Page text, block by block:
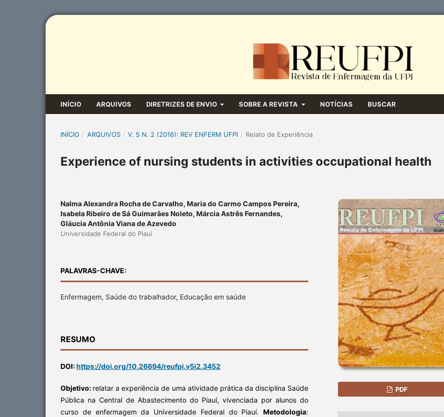
INÍCIO ARQUIVOS DIRETRIZES DE ENVIO SOBRE A REVISTA NOTÍCIAS BUSCAR
INÍCIO / ARQUIVOS / V. 5 N. 2 (2016): REV ENFERM UFPI / Relato de Experiência
Experience of nursing students in activities occupational health
Nalma Alexandra Rocha de Carvalho, Maria do Carmo Campos Pereira,
Isabela Ribeiro de Sá Guimarães Noleto, Márcia Astrês Fernandes,
Gláucia Antônia Viana de Azevedo
Universidade Federal do Piaui
PALAVRAS-CHAVE:
Enfermagem, Saúde do trabalhador, Educação em saúde
RESUMO
DOI:https://doi.org/10.26694/reufpi.v5i2.3452
Objetivo: relatar a experiência de uma atividade prática da disciplina Saúde
Pública na Central de Abastecimento do Piauí, vivenciada por alunos do
curso de enfermagem da Universidade Federal do Piauí. Metodologia:
PDF